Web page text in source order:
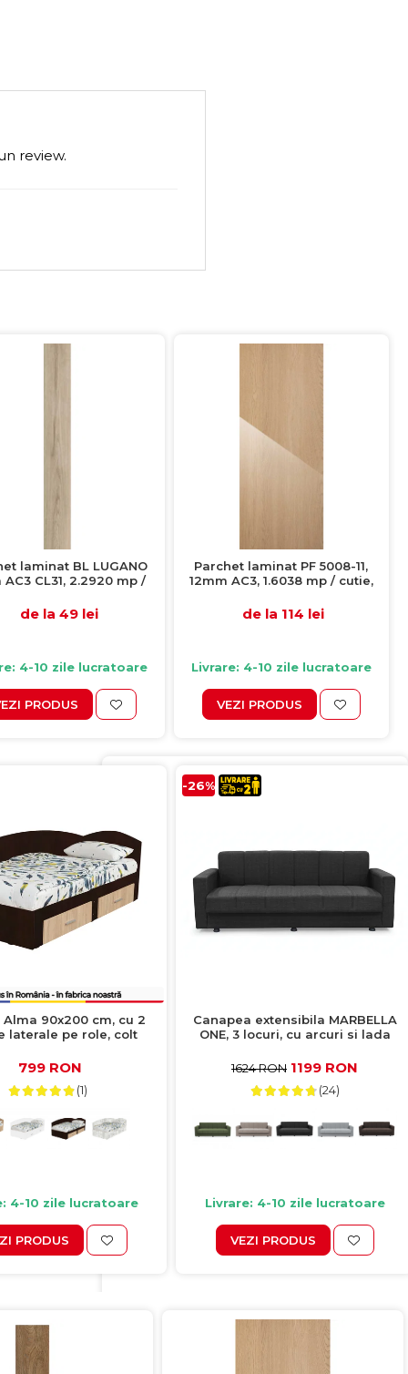
review.
laminat BL LUGANO
CL31, 2.2920 mp /
de la 49 lei
4-10 zile lucratoare
PRODUS
Parchet laminat PF 5008-11,
12mm AC3, 1.6038 mp / cutie,
de la 114 lei
Livrare: 4-10 zile lucratoare
VEZI PRODUS
Alma 90x200 cm, cu 2
laterale pe role, colt
deschis
799 RON
(1)
4-10 zile lucratoare
PRODUS
-26%
Canapea extensibila MARBELLA
ONE, 3 locuri, cu arcuri si lada
1624 RON 1199 RON
(24)
Livrare: 4-10 zile lucratoare
VEZI PRODUS